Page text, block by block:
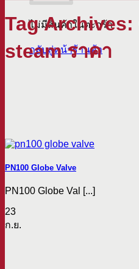
ไม่มีสินค้าในตะกร้า
กลับสู่หน้าร้านค้า
Tag Archives:
steam ราคา
PN100 Globe Valve
PN100 Globe Val [...]
23
ก.ย.